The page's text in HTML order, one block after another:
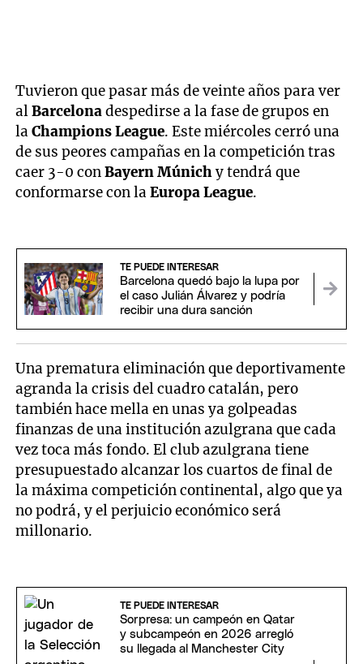
Tuvieron que pasar más de veinte años para ver
alBarcelonadespedirse a la fase de grupos en
la Champions League. Este miércoles cerró una
de sus peores campañas en la competición tras
caer 3-0 conBayern Múnichy tendrá que
conformarse con laEuropa League.
TE PUEDE INTERESAR
Barcelona quedó bajo la lupa por
el caso Julián Álvarez y podría
recibir una dura sanción
Una prematura eliminación que deportivamente
agranda la crisis del cuadro catalán, pero
también hace mella en unas ya golpeadas
finanzas de una institución azulgrana que cada
vez toca más fondo. El club azulgrana tiene
presupuestado alcanzar los cuartos de final de
la máxima competición continental, algo que ya
no podrá, y el perjuicio económico será
millonario.
TE PUEDE INTERESAR
Sorpresa: un campeón en Qatar
y subcampeón en 2026 arregló
su llegada al Manchester City